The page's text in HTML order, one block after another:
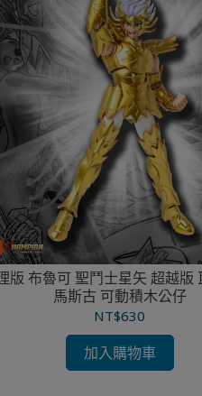
版 布魯可 聖鬥士星矢 超越版
馬斯古 可動積木公仔
NT$630
加入購物車